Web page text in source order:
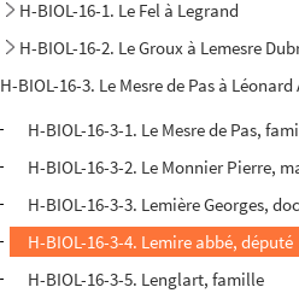
H-BIOL-16-1. Le Fel à Legrand
H-BIOL-16-2. Le Groux à Lemesre
H-BIOL-16-3. Le Mesre de Pas à
H-BIOL-16-3-1. Le Mesre de Pas,
H-BIOL-16-3-2. Le Monnier Pierre,
H-BIOL-16-3-3. Lemière Georges,
H-BIOL-16-3-4. Lemire abbé, député
H-BIOL-16-3-5. Lenglart, famille